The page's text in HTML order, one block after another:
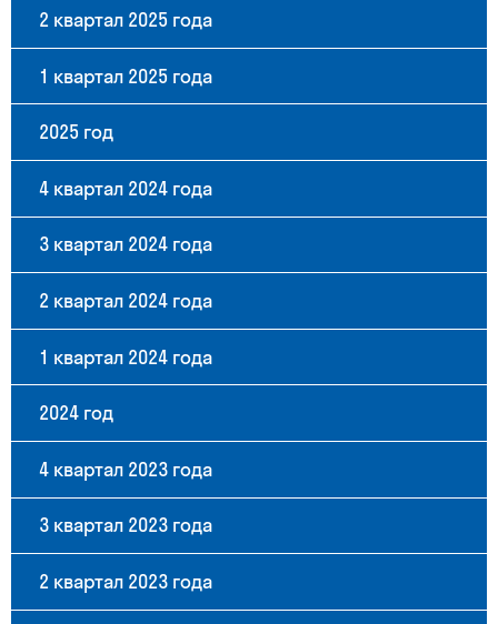
2 квартал 2025 года
1 квартал 2025 года
2025 год
4 квартал 2024 года
3 квартал 2024 года
2 квартал 2024 года
1 квартал 2024 года
2024 год
4 квартал 2023 года
3 квартал 2023 года
2 квартал 2023 года